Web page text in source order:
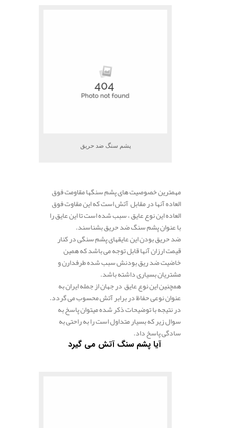
پشم سنگ ضد حریق
مهمترین خصوصیت های پشم سنگها مقاومت فوق
العاده آنها در مقابل آتش است که این مقاوت فوق
العاده این نوع عایق ، سبب شده است تا این عایق را
با عنوان پشم سنگ ضد حریق بشناسند.
ضد حریق بودن این عایقهای پشم سنگی در کنار
قیمت ارزان آنها قابل توجه می باشد که همین
خاضیت ضد ریق بودنش سبب شده طرفدارن و
مشتریان بسیاری داشته باشد.
همچنین این نوع عایق در جهان از جمله ایران به
عنوان نوعی حفاظ در برابر آتش محسوب می گردد.
در نتیجه با توضیحات ذکر شده میتوان پاسخ به
سوال زیر که بسیار متداول است را به راحتی به
سادگی پاسخ داد.
آیا پشم سنگ آتش می گیرد